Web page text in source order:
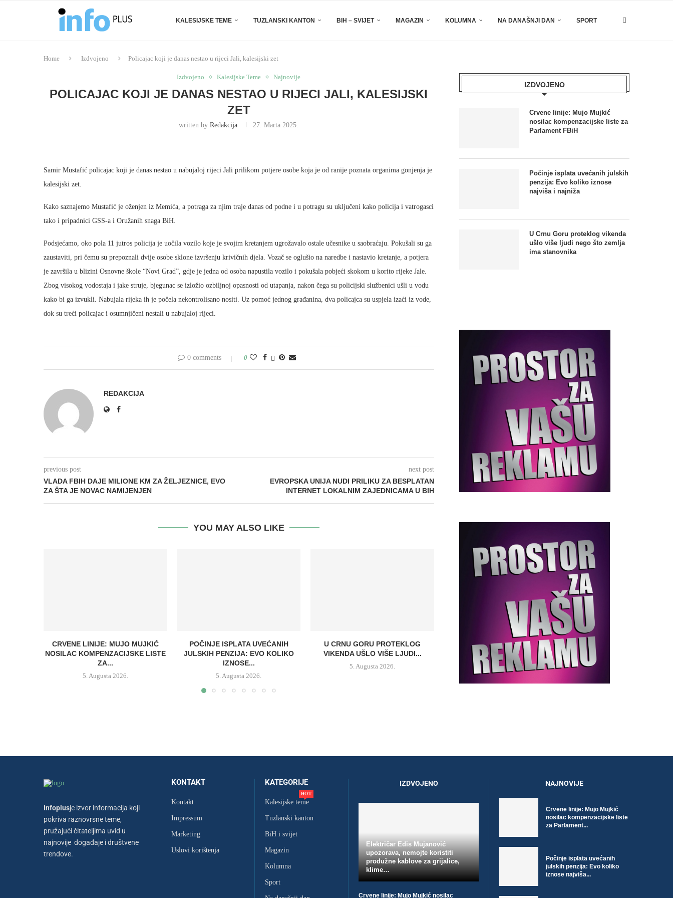
KALESIJSKE TEME TUZLANSKI KANTON BIH – SVIJET MAGAZIN KOLUMNA NA DANAŠNJI DAN SPORT
Home Izdvojeno Policajac koji je danas nestao u rijeci Jali, kalesijski zet
Izdvojeno Kalesijske Teme Najnovije
POLICAJAC KOJI JE DANAS NESTAO U RIJECI JALI, KALESIJSKI
ZET
written byRedakcija 27. Marta 2025.
Samir Mustafić policajac koji je danas nestao u nabujaloj rijeci Jali prilikom potjere osobe koja je od ranije poznata organima gonjenja je
kalesijski zet.
Kako saznajemo Mustafić je oženjen iz Memića, a potraga za njim traje danas od podne i u potragu su uključeni kako policija i vatrogasci
tako i pripadnici GSS-a i Oružanih snaga BiH.
Podsjećamo, oko pola 11 jutros policija je uočila vozilo koje je svojim kretanjem ugrožavalo ostale učesnike u saobraćaju. Pokušali su ga
zaustaviti, pri čemu su prepoznali dvije osobe sklone izvršenju krivičnih djela. Vozač se oglušio na naredbe i nastavio kretanje, a potjera
je završila u blizini Osnovne škole “Novi Grad”, gdje je jedna od osoba napustila vozilo i pokušala pobjeći skokom u korito rijeke Jale.
Zbog visokog vodostaja i jake struje, bjegunac se izložio ozbiljnoj opasnosti od utapanja, nakon čega su policijski službenici ušli u vodu
kako bi ga izvukli. Nabujala rijeka ih je počela nekontrolisano nositi. Uz pomoć jednog građanina, dva policajca su uspjela izaći iz vode,
dok su treći policajac i osumnjičeni nestali u nabujaloj rijeci.
0 comments 0
REDAKCIJA
previous post
VLADA FBIH DAJE MILIONE KM ZA ŽELJEZNICE, EVO
ZA ŠTA JE NOVAC NAMIJENJEN
next post
EVROPSKA UNIJA NUDI PRILIKU ZA BESPLATAN
INTERNET LOKALNIM ZAJEDNICAMA U BIH
YOU MAY ALSO LIKE
CRVENE LINIJE: MUJO MUJKIĆ
NOSILAC KOMPENZACIJSKE LISTE
ZA...
5. Augusta 2026.
POČINJE ISPLATA UVEĆANIH
JULSKIH PENZIJA: EVO KOLIKO
IZNOSE...
5. Augusta 2026.
U CRNU GORU PROTEKLOG
VIKENDA UŠLO VIŠE LJUDI...
5. Augusta 2026.
LOŠE VIJESTI METEOROLOGA:
TEMPERATURE DO 44 STEPENA
31. Jula 2026.
TEŠKA NESREĆA KOD
POGINULA JEDNA
IZDVOJENO
Crvene linije: Mujo Mujkić
nosilac kompenzacijske liste za
Parlament FBiH
Počinje isplata uvećanih julskih
penzija: Evo koliko iznose
najviša i najniža
U Crnu Goru proteklog vikenda
ušlo više ljudi nego što zemlja
ima stanovnika
Infoplusje izvor informacija koji
pokriva raznovrsne teme,
pružajući čitateljima uvid u
najnovije događaje i društvene
trendove.
KONTAKT
Kontakt
Impressum
Marketing
Uslovi korištenja
KATEGORIJE
Kalesijske teme
HOT
Tuzlanski kanton
BiH i svijet
Magazin
Kolumna
Sport
IZDVOJENO
Električar Edis Mujanović
upozorava, nemojte koristiti
produžne kablove za grijalice,
klime…
Crvene linije: Mujo Mujkić nosilac
NAJNOVIJE
Crvene linije: Mujo Mujkić
nosilac kompenzacijske liste
za Parlament...
Počinje isplata uvećanih
julskih penzija: Evo koliko
iznose najviša...